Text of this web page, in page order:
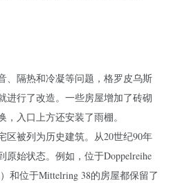
、隔热和冷凝等问题，格罗皮乌斯
进行了改造。一些房屋增加了砖砌
入口上方还安装了雨棚。
区被列为历史建筑。从20世纪90年
原始状态。例如，位于Doppelreihe
和位于Mittelring 38的房屋都保留了